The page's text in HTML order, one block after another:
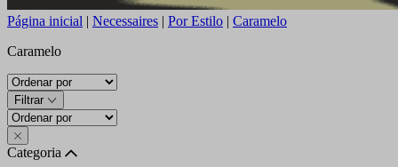
Página inicial | Necessaires | Por Estilo | Caramelo
Caramelo
Filtrar
Categoria